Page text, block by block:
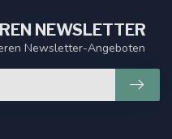
NEWSLETTER
Newsletter-Angeboten